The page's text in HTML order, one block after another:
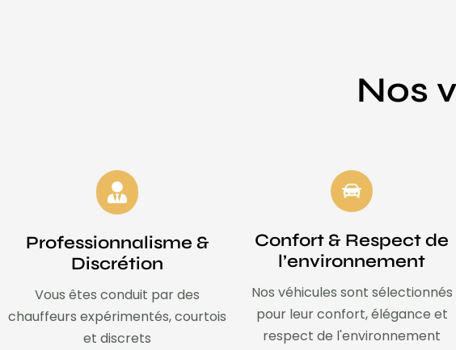
Nos
Professionnalisme &
Discrétion
Vous êtes conduit par des
chauffeurs expérimentés, courtois
et discrets
Confort & Respect de
l’environnement
Nos véhicules sont sélectionnés
pour leur confort, élégance et
respect de l'environnement